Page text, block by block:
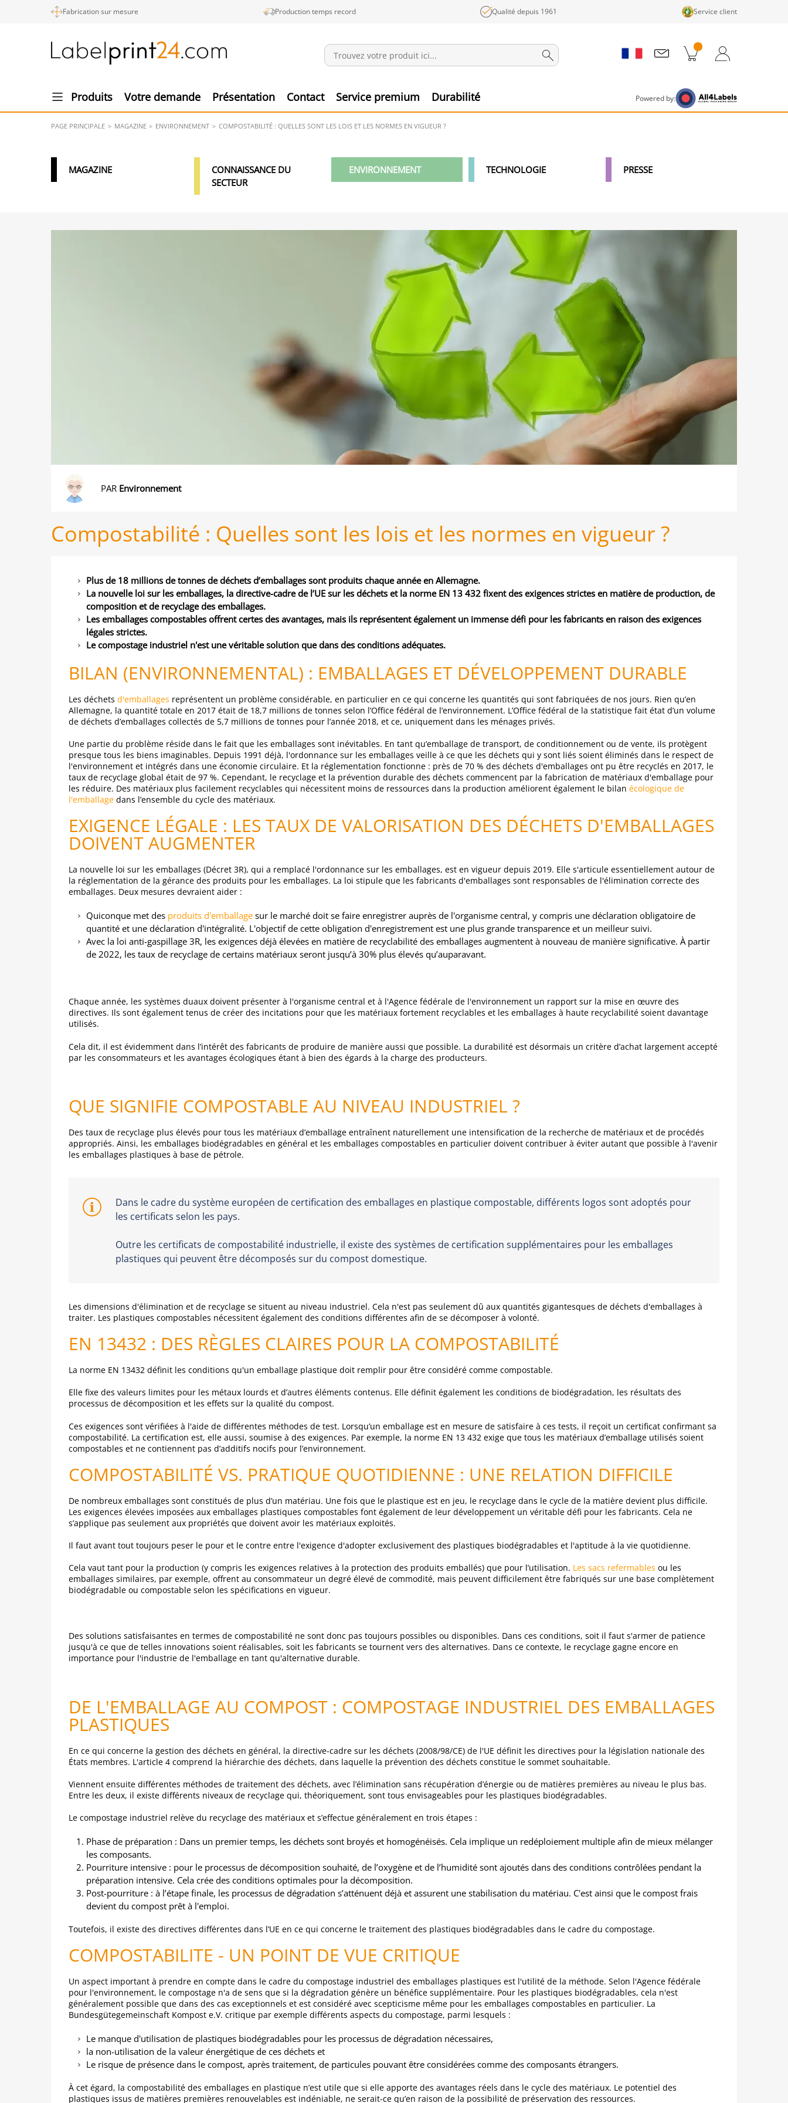
Fabrication sur mesure Production temps record Qualité depuis 1961 Service client
Produits Votre demande Présentation Contact Service premium Durabilité Powered by:
PAGE PRINCIPALE MAGAZINE ENVIRONNEMENT COMPOSTABILITÉ : QUELLES SONT LES LOIS ET LES NORMES EN VIGUEUR ?
MAGAZINE
CONNAISSANCE DU
SECTEUR
ENVIRONNEMENT TECHNOLOGIE PRESSE
PAR Environnement
Compostabilité : Quelles sont les lois et les normes en vigueur ?
Plus de 18 millions de tonnes de déchets d’emballages sont produits chaque année en Allemagne.
La nouvelle loi sur les emballages, la directive-cadre de l’UE sur les déchets et la norme EN 13 432 fixent des exigences strictes en matière de production, de
composition et de recyclage des emballages.
Les emballages compostables offrent certes des avantages, mais ils représentent également un immense défi pour les fabricants en raison des exigences
légales strictes.
Le compostage industriel n'est une véritable solution que dans des conditions adéquates.
BILAN (ENVIRONNEMENTAL) : EMBALLAGES ET DÉVELOPPEMENT DURABLE
Les déchets d'emballages représentent un problème considérable, en particulier en ce qui concerne les quantités qui sont fabriquées de nos jours. Rien qu’en
Allemagne, la quantité totale en 2017 était de 18,7 millions de tonnes selon l’Office fédéral de l’environnement. L’Office fédéral de la statistique fait état d’un volume
de déchets d’emballages collectés de 5,7 millions de tonnes pour l’année 2018, et ce, uniquement dans les ménages privés.
Une partie du problème réside dans le fait que les emballages sont inévitables. En tant qu’emballage de transport, de conditionnement ou de vente, ils protègent
presque tous les biens imaginables. Depuis 1991 déjà, l'ordonnance sur les emballages veille à ce que les déchets qui y sont liés soient éliminés dans le respect de
l'environnement et intégrés dans une économie circulaire. Et la réglementation fonctionne : près de 70 % des déchets d'emballages ont pu être recyclés en 2017, le
taux de recyclage global était de 97 %. Cependant, le recyclage et la prévention durable des déchets commencent par la fabrication de matériaux d'emballage pour
les réduire. Des matériaux plus facilement recyclables qui nécessitent moins de ressources dans la production améliorent également le bilan écologique de
l'emballage dans l’ensemble du cycle des matériaux.
EXIGENCE LÉGALE : LES TAUX DE VALORISATION DES DÉCHETS D'EMBALLAGES
DOIVENT AUGMENTER
La nouvelle loi sur les emballages (Décret 3R), qui a remplacé l'ordonnance sur les emballages, est en vigueur depuis 2019. Elle s'articule essentiellement autour de
la réglementation de la gérance des produits pour les emballages. La loi stipule que les fabricants d'emballages sont responsables de l'élimination correcte des
emballages. Deux mesures devraient aider :
Quiconque met des produits d'emballage sur le marché doit se faire enregistrer auprès de l'organisme central, y compris une déclaration obligatoire de
quantité et une déclaration d'intégralité. L'objectif de cette obligation d'enregistrement est une plus grande transparence et un meilleur suivi.
Avec la loi anti-gaspillage 3R, les exigences déjà élevées en matière de recyclabilité des emballages augmentent à nouveau de manière significative. À partir
de 2022, les taux de recyclage de certains matériaux seront jusqu’à 30% plus élevés qu’auparavant.
Chaque année, les systèmes duaux doivent présenter à l'organisme central et à l'Agence fédérale de l'environnement un rapport sur la mise en œuvre des
directives. Ils sont également tenus de créer des incitations pour que les matériaux fortement recyclables et les emballages à haute recyclabilité soient davantage
utilisés.
Cela dit, il est évidemment dans l’intérêt des fabricants de produire de manière aussi que possible. La durabilité est désormais un critère d’achat largement accepté
par les consommateurs et les avantages écologiques étant à bien des égards à la charge des producteurs.
QUE SIGNIFIE COMPOSTABLE AU NIVEAU INDUSTRIEL ?
Des taux de recyclage plus élevés pour tous les matériaux d’emballage entraînent naturellement une intensification de la recherche de matériaux et de procédés
appropriés. Ainsi, les emballages biodégradables en général et les emballages compostables en particulier doivent contribuer à éviter autant que possible à l'avenir
les emballages plastiques à base de pétrole.
Dans le cadre du système européen de certification des emballages en plastique compostable, différents logos sont adoptés pour
les certificats selon les pays.
Outre les certificats de compostabilité industrielle, il existe des systèmes de certification supplémentaires pour les emballages
plastiques qui peuvent être décomposés sur du compost domestique.
Les dimensions d'élimination et de recyclage se situent au niveau industriel. Cela n'est pas seulement dû aux quantités gigantesques de déchets d'emballages à
traiter. Les plastiques compostables nécessitent également des conditions différentes afin de se décomposer à volonté.
EN 13432 : DES RÈGLES CLAIRES POUR LA COMPOSTABILITÉ
La norme EN 13432 définit les conditions qu'un emballage plastique doit remplir pour être considéré comme compostable.
Elle fixe des valeurs limites pour les métaux lourds et d’autres éléments contenus. Elle définit également les conditions de biodégradation, les résultats des
processus de décomposition et les effets sur la qualité du compost.
Ces exigences sont vérifiées à l'aide de différentes méthodes de test. Lorsqu’un emballage est en mesure de satisfaire à ces tests, il reçoit un certificat confirmant sa
compostabilité. La certification est, elle aussi, soumise à des exigences. Par exemple, la norme EN 13 432 exige que tous les matériaux d’emballage utilisés soient
compostables et ne contiennent pas d’additifs nocifs pour l’environnement.
COMPOSTABILITÉ VS. PRATIQUE QUOTIDIENNE : UNE RELATION DIFFICILE
De nombreux emballages sont constitués de plus d’un matériau. Une fois que le plastique est en jeu, le recyclage dans le cycle de la matière devient plus difficile.
Les exigences élevées imposées aux emballages plastiques compostables font également de leur développement un véritable défi pour les fabricants. Cela ne
s’applique pas seulement aux propriétés que doivent avoir les matériaux exploités.
Il faut avant tout toujours peser le pour et le contre entre l'exigence d'adopter exclusivement des plastiques biodégradables et l'aptitude à la vie quotidienne.
Cela vaut tant pour la production (y compris les exigences relatives à la protection des produits emballés) que pour l’utilisation. Les sacs refermables ou les
emballages similaires, par exemple, offrent au consommateur un degré élevé de commodité, mais peuvent difficilement être fabriqués sur une base complètement
biodégradable ou compostable selon les spécifications en vigueur.
Des solutions satisfaisantes en termes de compostabilité ne sont donc pas toujours possibles ou disponibles. Dans ces conditions, soit il faut s'armer de patience
jusqu'à ce que de telles innovations soient réalisables, soit les fabricants se tournent vers des alternatives. Dans ce contexte, le recyclage gagne encore en
importance pour l'industrie de l'emballage en tant qu'alternative durable.
DE L'EMBALLAGE AU COMPOST : COMPOSTAGE INDUSTRIEL DES EMBALLAGES
PLASTIQUES
En ce qui concerne la gestion des déchets en général, la directive-cadre sur les déchets (2008/98/CE) de l'UE définit les directives pour la législation nationale des
États membres. L'article 4 comprend la hiérarchie des déchets, dans laquelle la prévention des déchets constitue le sommet souhaitable.
Viennent ensuite différentes méthodes de traitement des déchets, avec l’élimination sans récupération d’énergie ou de matières premières au niveau le plus bas.
Entre les deux, il existe différents niveaux de recyclage qui, théoriquement, sont tous envisageables pour les plastiques biodégradables.
Le compostage industriel relève du recyclage des matériaux et s’effectue généralement en trois étapes :
Phase de préparation : Dans un premier temps, les déchets sont broyés et homogénéisés. Cela implique un redéploiement multiple afin de mieux mélanger
les composants.
Pourriture intensive : pour le processus de décomposition souhaité, de l’oxygène et de l’humidité sont ajoutés dans des conditions contrôlées pendant la
préparation intensive. Cela crée des conditions optimales pour la décomposition.
Post-pourriture : à l’étape finale, les processus de dégradation s’atténuent déjà et assurent une stabilisation du matériau. C'est ainsi que le compost frais
devient du compost prêt à l'emploi.
Toutefois, il existe des directives différentes dans l’UE en ce qui concerne le traitement des plastiques biodégradables dans le cadre du compostage.
COMPOSTABILITE - UN POINT DE VUE CRITIQUE
Un aspect important à prendre en compte dans le cadre du compostage industriel des emballages plastiques est l'utilité de la méthode. Selon l'Agence fédérale
pour l'environnement, le compostage n'a de sens que si la dégradation génère un bénéfice supplémentaire. Pour les plastiques biodégradables, cela n'est
généralement possible que dans des cas exceptionnels et est considéré avec scepticisme même pour les emballages compostables en particulier. La
Bundesgütegemeinschaft Kompost e.V. critique par exemple différents aspects du compostage, parmi lesquels :
Le manque d'utilisation de plastiques biodégradables pour les processus de dégradation nécessaires,
la non-utilisation de la valeur énergétique de ces déchets et
Le risque de présence dans le compost, après traitement, de particules pouvant être considérées comme des composants étrangers.
À cet égard, la compostabilité des emballages en plastique n’est utile que si elle apporte des avantages réels dans le cycle des matériaux. Le potentiel des
plastiques issus de matières premières renouvelables est indéniable, ne serait-ce qu’en raison de la possibilité de préservation des ressources.